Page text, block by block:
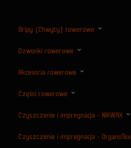
Gripy (Chwyty) rowerowe
Dzwonki rowerowe
Akcesoria rowerowe
Części rowerowe
Czyszczenie i impregnacja - NIKWAX
Czyszczenie i impregnacja - OrganoTex